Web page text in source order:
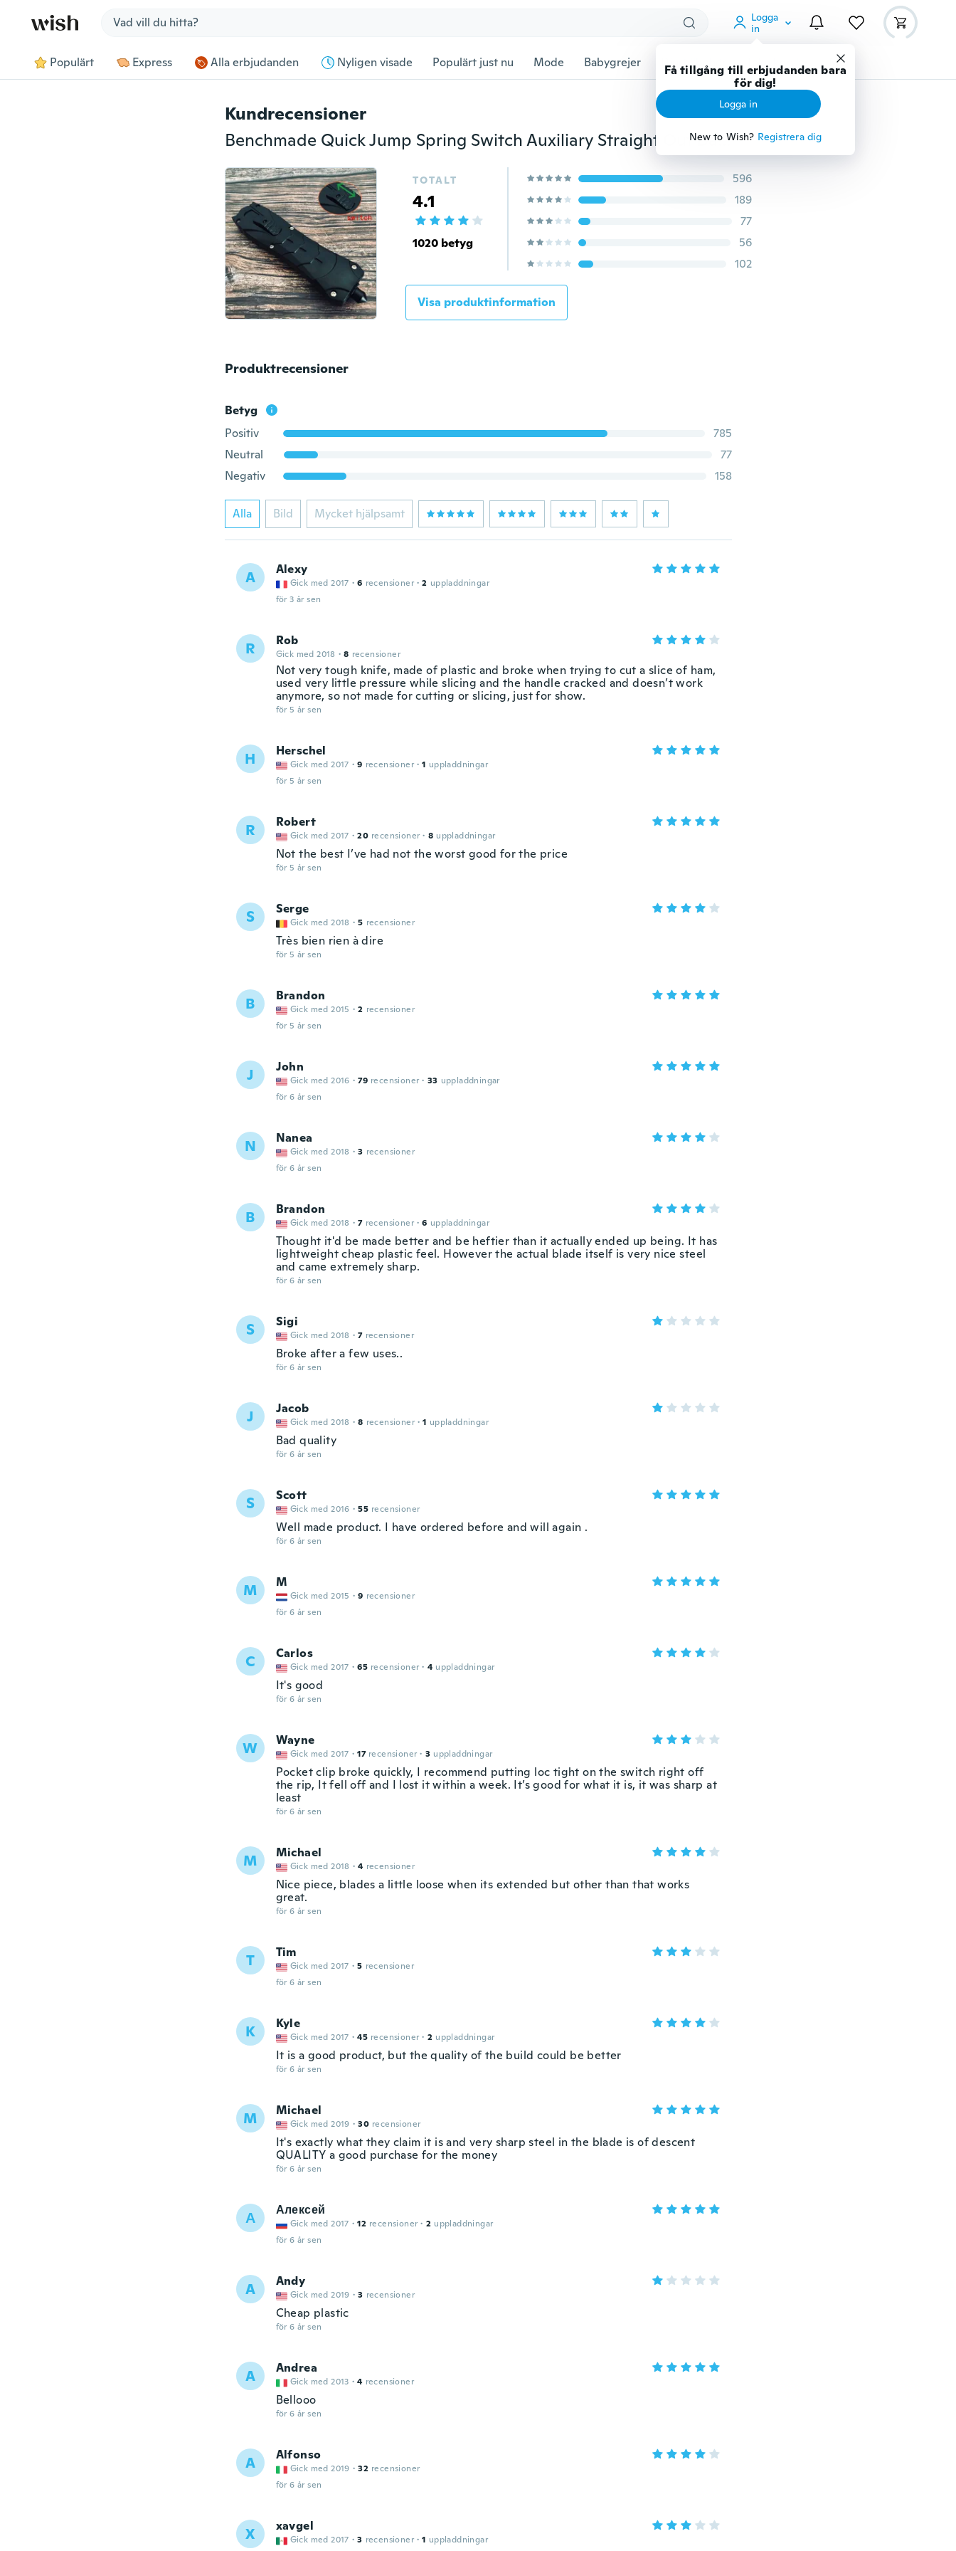
Logga
in
Få tillgång till erbjudanden bara
för dig!
Logga in
New to Wish? Registrera dig
Populärt Express Alla erbjudanden Nyligen visade Populärt just nu Mode Babygrejer Djurtillbehör Teknikprylar Mer
Kundrecensioner
Benchmade Quick Jump Spring Switch Auxiliary Straight Out Dagger Automatic OTF Knife Arrow Double Blade Outdoor Camping Hunting Tactical Tools
TOTALT
4.1
1020 betyg
596
189
77
56
102
Visa produktinformation
Produktrecensioner
Betyg
Positiv
785
Neutral
77
Negativ
158
Alla Bild Mycket hjälpsamt
A Alexy
Gick med 2017 · 6 recensioner · 2 uppladdningar
för 3 år sen
R Rob
Gick med 2018 · 8 recensioner
Not very tough knife, made of plastic and broke when trying to cut a slice of ham,
used very little pressure while slicing and the handle cracked and doesn’t work
anymore, so not made for cutting or slicing, just for show.
för 5 år sen
H Herschel
Gick med 2017 · 9 recensioner · 1 uppladdningar
för 5 år sen
R Robert
Gick med 2017 · 20 recensioner · 8 uppladdningar
Not the best I’ve had not the worst good for the price
för 5 år sen
S Serge
Gick med 2018 · 5 recensioner
Très bien rien à dire
för 5 år sen
B Brandon
Gick med 2015 · 2 recensioner
för 5 år sen
J John
Gick med 2016 · 79 recensioner · 33 uppladdningar
för 6 år sen
N Nanea
Gick med 2018 · 3 recensioner
för 6 år sen
B Brandon
Gick med 2018 · 7 recensioner · 6 uppladdningar
Thought it'd be made better and be heftier than it actually ended up being. It has
lightweight cheap plastic feel. However the actual blade itself is very nice steel
and came extremely sharp.
för 6 år sen
S Sigi
Gick med 2018 · 7 recensioner
Broke after a few uses..
för 6 år sen
J Jacob
Gick med 2018 · 8 recensioner · 1 uppladdningar
Bad quality
för 6 år sen
S Scott
Gick med 2016 · 55 recensioner
Well made product. I have ordered before and will again .
för 6 år sen
M M
Gick med 2015 · 9 recensioner
för 6 år sen
C Carlos
Gick med 2017 · 65 recensioner · 4 uppladdningar
It's good
för 6 år sen
W Wayne
Gick med 2017 · 17 recensioner · 3 uppladdningar
Pocket clip broke quickly, I recommend putting loc tight on the switch right off
the rip, It fell off and I lost it within a week. It’s good for what it is, it was sharp at
least
för 6 år sen
M Michael
Gick med 2018 · 4 recensioner
Nice piece, blades a little loose when its extended but other than that works
great.
för 6 år sen
T Tim
Gick med 2017 · 5 recensioner
för 6 år sen
K Kyle
Gick med 2017 · 45 recensioner · 2 uppladdningar
It is a good product, but the quality of the build could be better
för 6 år sen
M Michael
Gick med 2019 · 30 recensioner
It's exactly what they claim it is and very sharp steel in the blade is of descent
QUALITY a good purchase for the money
för 6 år sen
А Алексей
Gick med 2017 · 12 recensioner · 2 uppladdningar
för 6 år sen
A Andy
Gick med 2019 · 3 recensioner
Cheap plastic
för 6 år sen
A Andrea
Gick med 2013 · 4 recensioner
Bellooo
för 6 år sen
A Alfonso
Gick med 2019 · 32 recensioner
för 6 år sen
X xavgel
Gick med 2017 · 3 recensioner · 1 uppladdningar